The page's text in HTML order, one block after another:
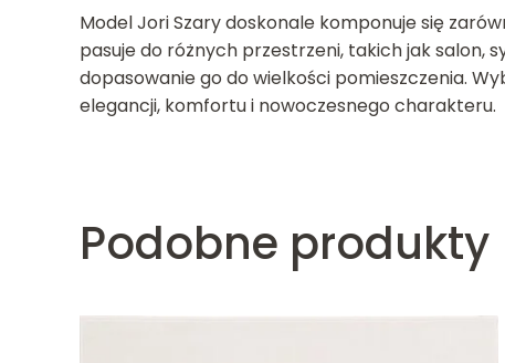
Model Jori Szary doskonale komponuje się
pasuje do różnych przestrzeni, takich jak salon,
dopasowanie go do wielkości pomieszczenia.
elegancji, komfortu i nowoczesnego charakteru.
Podobne produkty